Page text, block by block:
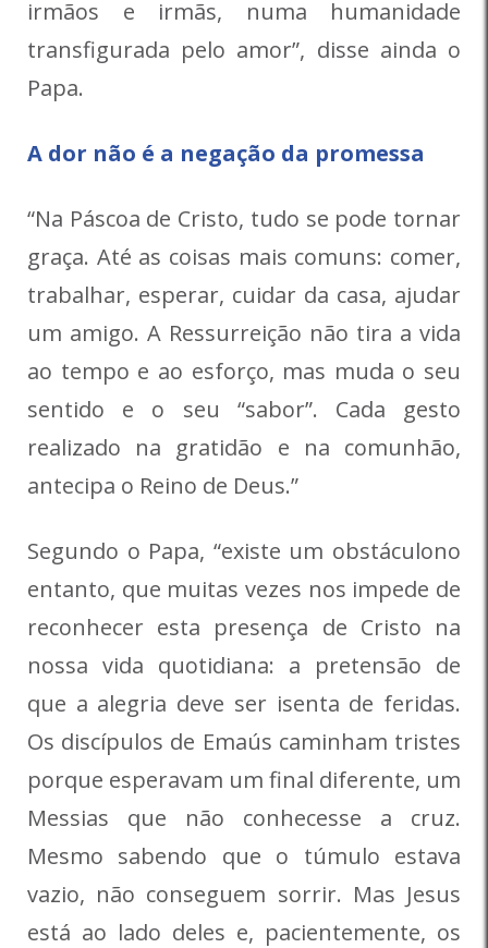
irmãos e irmãs, numa humanidade
transfigurada pelo amor”, disse ainda o
Papa.
A dor não é a negação da promessa
“Na Páscoa de Cristo, tudo se pode tornar
graça. Até as coisas mais comuns: comer,
trabalhar, esperar, cuidar da casa, ajudar
um amigo. A Ressurreição não tira a vida
ao tempo e ao esforço, mas muda o seu
sentido e o seu “sabor”. Cada gesto
realizado na gratidão e na comunhão,
antecipa o Reino de Deus.”
Segundo o Papa, “existe um obstáculono
entanto, que muitas vezes nos impede de
reconhecer esta presença de Cristo na
nossa vida quotidiana: a pretensão de
que a alegria deve ser isenta de feridas.
Os discípulos de Emaús caminham tristes
porque esperavam um final diferente, um
Messias que não conhecesse a cruz.
Mesmo sabendo que o túmulo estava
vazio, não conseguem sorrir. Mas Jesus
está ao lado deles e, pacientemente, os